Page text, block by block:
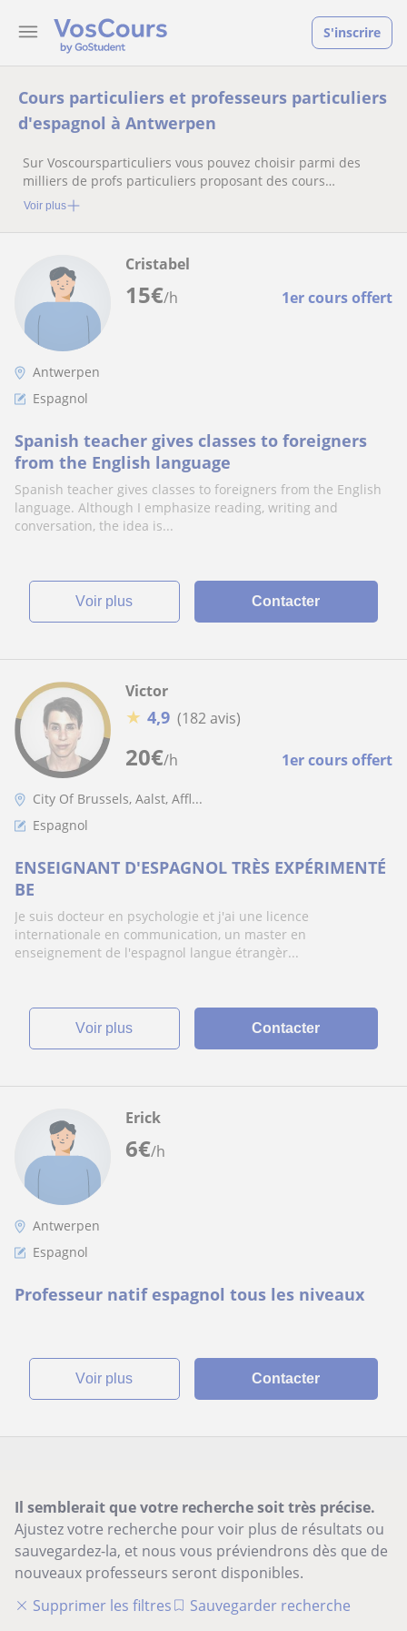
S'inscrire
Cours particuliers et professeurs particuliers
d'espagnol à Antwerpen
Sur Voscoursparticuliers vous pouvez choisir parmi des
milliers de profs particuliers proposant des cours
particuliers
Voir plus
15€/h 1er cours offert
Cristabel
Antwerpen
Espagnol
Spanish teacher gives classes to foreigners
from the English language
Spanish teacher gives classes to foreigners from the English
language. Although I emphasize reading, writing and
conversation, the idea is...
voir plus Contacter
20€/h 1er cours offert
Victor
★ 4,9 (182 avis)
City Of Brussels, Aalst, Affl...
Espagnol
ENSEIGNANT D'ESPAGNOL TRÈS EXPÉRIMENTÉ
BE
Je suis docteur en psychologie et j'ai une licence
internationale en communication, un master en
enseignement de l'espagnol langue étrangèr...
voir plus Contacter
6€/h
Erick
Antwerpen
Espagnol
Professeur natif espagnol tous les niveaux
voir plus Contacter
Il semblerait que votre recherche soit très précise.
Ajustez votre recherche pour voir plus de résultats ou
sauvegardez-la, et nous vous préviendrons dès que de
nouveaux professeurs seront disponibles.
Supprimer les filtres
Sauvegarder recherche